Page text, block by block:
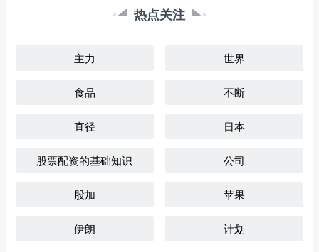
热点关注
主力 世界
食品 不断
直径 日本
股票配资的基础知识 公司
股加 苹果
伊朗 计划